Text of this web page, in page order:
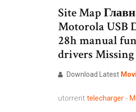
Site Map
Motorola USB
28h manual
drivers
Download Latest
utorrent telecharger -